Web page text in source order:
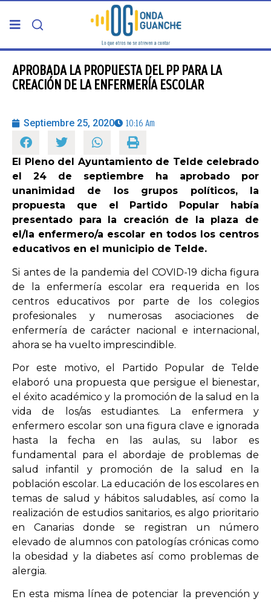
PORTADA
GRAN CANARIA
CANARIAS
5ª COLUMNA
CARTAS DEL DIRECTOR
ENTREVISTAS
OPINIÓN
PROGRAMAS
APROBADA LA PROPUESTA DEL PP PARA LA
CREACIÓN DE LA ENFERMERÍA ESCOLAR
Septiembre 25, 2020 10:16 Am
El Pleno del Ayuntamiento de Telde celebrado
el 24 de septiembre ha aprobado por
unanimidad de los grupos políticos, la
propuesta que el Partido Popular había
presentado para la creación de la plaza de
el/la enfermero/a escolar en todos los centros
educativos en el municipio de Telde.
Si antes de la pandemia del COVID-19 dicha figura
de la enfermería escolar era requerida en los
centros educativos por parte de los colegios
profesionales y numerosas asociaciones de
enfermería de carácter nacional e internacional,
ahora se ha vuelto imprescindible.
Por este motivo, el Partido Popular de Telde
elaboró una propuesta que persigue el bienestar,
el éxito académico y la promoción de la salud en la
vida de los/as estudiantes. La enfermera y
enfermero escolar son una figura clave e ignorada
hasta la fecha en las aulas, su labor es
fundamental para el abordaje de problemas de
salud infantil y promoción de la salud en la
población escolar. La educación de los escolares en
temas de salud y hábitos saludables, así como la
realización de estudios sanitarios, es algo prioritario
en Canarias donde se registran un número
elevado de alumnos con patologías crónicas como
la obesidad y la diabetes así como problemas de
alergia.
En esta misma línea de potenciar la prevención y